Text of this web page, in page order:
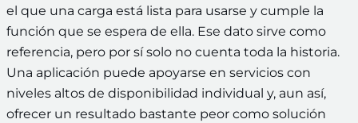
el que una carga está lista para usarse y cumple la
función que se espera de ella. Ese dato sirve como
referencia, pero por sí solo no cuenta toda la historia.
Una aplicación puede apoyarse en servicios con
niveles altos de disponibilidad individual y, aun así,
ofrecer un resultado bastante peor como solución